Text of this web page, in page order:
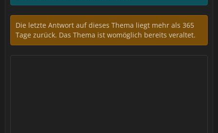
Die letzte Antwort auf dieses Thema liegt mehr als 365
Tage zurück. Das Thema ist womöglich bereits veraltet.